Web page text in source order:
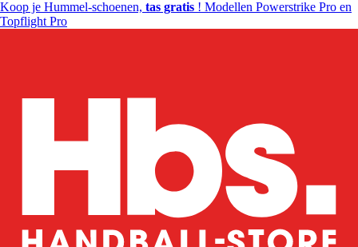
Koop je Hummel-schoenen, tas gratis ! Modellen Powerstrike Pro en
Topflight Pro